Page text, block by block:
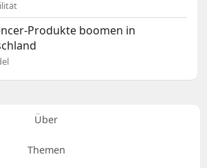
Produkte boomen in
Über
Themen